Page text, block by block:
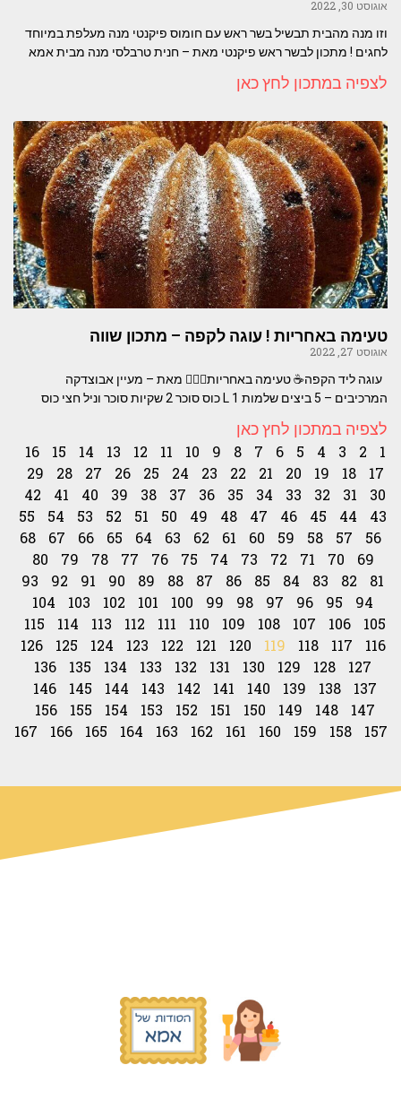
אוגוסט 30, 2022
וזו מנה מהבית תבשיל בשר ראש עם חומוס פיקנטי מנה מעלפת במיוחד
לחגים ! מתכון לבשר ראש פיקנטי מאת – חנית טרבלסי מנה מבית אמא
לצפיה במתכון לחץ כאן
טעימה באחריות ! עוגה לקפה – מתכון שווה
אוגוסט 27, 2022
עוגה ליד הקפה☕ טעימה באחריות👌🏻🥧 מאת – מעיין אבוצדקה
המרכיבים – 5 ביצים שלמות L 1 כוס סוכר 2 שקיות סוכר וניל חצי כוס
לצפיה במתכון לחץ כאן
1
2
3
4
5
6
7
8
9
10
11
12
13
14
15
16
17
18
19
20
21
22
23
24
25
26
27
28
29
30
31
32
33
34
35
36
37
38
39
40
41
42
43
44
45
46
47
48
49
50
51
52
53
54
55
56
57
58
59
60
61
62
63
64
65
66
67
68
69
70
71
72
73
74
75
76
77
78
79
80
81
82
83
84
85
86
87
88
89
90
91
92
93
94
95
96
97
98
99
100
101
102
103
104
105
106
107
108
109
110
111
112
113
114
115
116
117
118
119
120
121
122
123
124
125
126
127
128
129
130
131
132
133
134
135
136
137
138
139
140
141
142
143
144
145
146
147
148
149
150
151
152
153
154
155
156
157
158
159
160
161
162
163
164
165
166
167